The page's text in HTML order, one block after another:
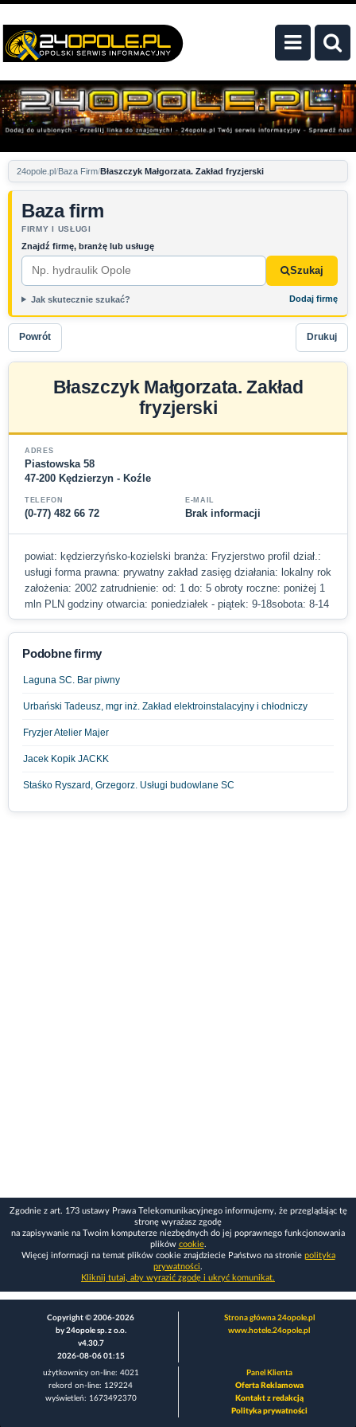
24opole.pl Baza Firm Błaszczyk Małgorzata. Zakład fryzjerski
Baza firm
FIRMY I USŁUGI
Znajdź firmę, branżę lub usługę
Szukaj
Jak skutecznie szukać? Dodaj firmę
Powrót Drukuj
Błaszczyk Małgorzata. Zakład
fryzjerski
ADRES
Piastowska 58
47-200 Kędzierzyn - Koźle
TELEFON
(0-77) 482 66 72
E-MAIL
Brak informacji
powiat: kędzierzyńsko-kozielski branża: Fryzjerstwo profil dział.:
usługi forma prawna: prywatny zakład zasięg działania: lokalny rok
założenia: 2002 zatrudnienie: od: 1 do: 5 obroty roczne: poniżej 1
mln PLN godziny otwarcia: poniedziałek - piątek: 9-18sobota: 8-14
Podobne firmy
Laguna SC. Bar piwny
Urbański Tadeusz, mgr inż. Zakład elektroinstalacyjny i chłodniczy
Fryzjer Atelier Majer
Jacek Kopik JACKK
Staśko Ryszard, Grzegorz. Usługi budowlane SC
Zgodnie z art. 173 ustawy Prawa Telekomunikacyjnego informujemy, że przeglądając tę
stronę wyrażasz zgodę
na zapisywanie na Twoim komputerze niezbędnych do jej poprawnego funkcjonowania
plików cookie.
Więcej informacji na temat plików cookie znajdziecie Państwo na stronie polityka
prywatności.
Kliknij tutaj, aby wyrazić zgodę i ukryć komunikat.
Copyright © 2006-2026
by 24opole sp. z o.o.
v4.30.7
2026-08-06 01:15
Strona główna 24opole.pl
www.hotele.24opole.pl
użytkownicy on-line: 4021
rekord on-line: 129224
wyświetleń: 1673492370
Panel Klienta
Oferta Reklamowa
Kontakt z redakcją
Polityka prywatności